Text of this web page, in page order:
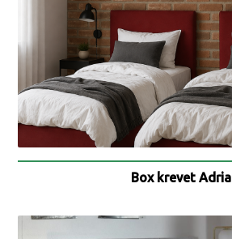
Box krevet Adria